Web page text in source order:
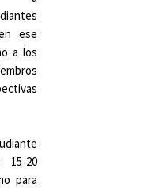
ese
a los
para